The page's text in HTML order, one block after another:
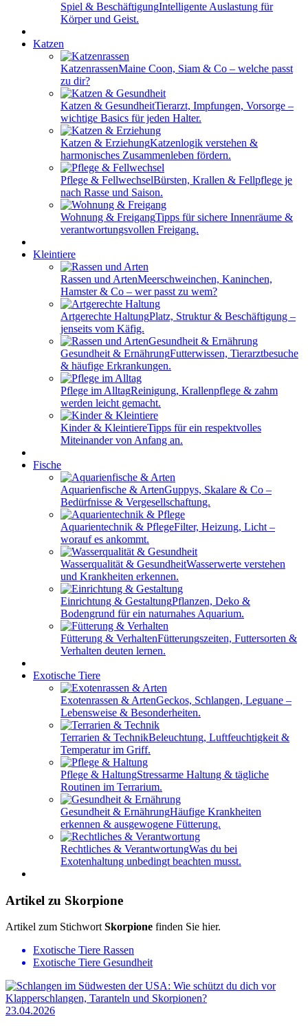
Spiel & BeschäftigungIntelligente Auslastung für
Körper und Geist.
Katzen
KatzenrassenMaine Coon, Siam & Co – welche passt
zu dir?
Katzen & GesundheitTierarzt, Impfungen, Vorsorge –
wichtige Basics für jeden Halter.
Katzen & ErziehungKatzenlogik verstehen &
harmonisches Zusammenleben fördern.
Pflege & FellwechselBürsten, Krallen & Fellpflege je
nach Rasse und Saison.
Wohnung & FreigangTipps für sichere Innenräume &
verantwortungsvollen Freigang.
Kleintiere
Rassen und ArtenMeerschweinchen, Kaninchen,
Hamster & Co – wer passt zu wem?
Artgerechte HaltungPlatz, Struktur & Beschäftigung –
jenseits vom Käfig.
Gesundheit & ErnährungFutterwissen, Tierarztbesuche
& häufige Erkrankungen.
Pflege im AlltagReinigung, Krallenpflege & zahm
werden leicht gemacht.
Kinder & KleintiereTipps für ein respektvolles
Miteinander von Anfang an.
Fische
Aquarienfische & ArtenGuppys, Skalare & Co –
Bedürfnisse & Vergesellschaftung.
Aquarientechnik & PflegeFilter, Heizung, Licht –
worauf es ankommt.
Wasserqualität & GesundheitWasserwerte verstehen
und Krankheiten erkennen.
Einrichtung & GestaltungPflanzen, Deko &
Bodengrund für ein naturnahes Aquarium.
Fütterung & VerhaltenFütterungszeiten, Futtersorten &
Verhalten deuten lernen.
Exotische Tiere
Exotenrassen & ArtenGeckos, Schlangen, Leguane –
Lebensweise & Besonderheiten.
Terrarien & TechnikBeleuchtung, Luftfeuchtigkeit &
Temperatur im Griff.
Pflege & HaltungStressarme Haltung & tägliche
Routinen im Terrarium.
Gesundheit & ErnährungHäufige Krankheiten
erkennen & ausgewogene Fütterung.
Rechtliches & VerantwortungWas du bei
Exotenhaltung unbedingt beachten musst.
Artikel zu Skorpione
Artikel zum StichwortSkorpione finden Sie hier.
Exotische Tiere Rassen
Exotische Tiere Gesundheit
23.04.2026